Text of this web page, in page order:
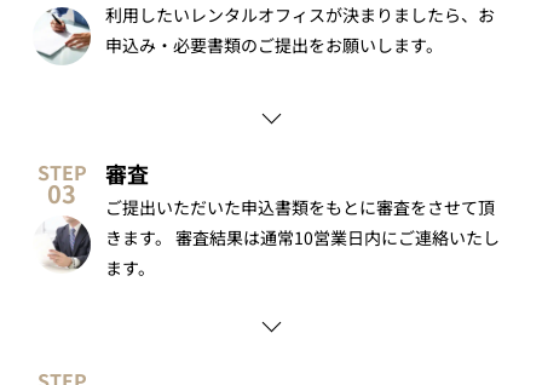
利用したいレンタルオフィスが決まりましたら、お
申込み・必要書類のご提出をお願いします。
審査
ご提出いただいた申込書類をもとに審査をさせて頂
きます。 審査結果は通常10営業日内にご連絡いたし
ます。